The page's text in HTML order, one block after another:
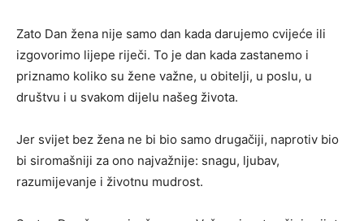
Zato Dan žena nije samo dan kada darujemo cvijeće ili
izgovorimo lijepe riječi. To je dan kada zastanemo i
priznamo koliko su žene važne, u obitelji, u poslu, u
društvu i u svakom dijelu našeg života.
Jer svijet bez žena ne bi bio samo drugačiji, naprotiv bio
bi siromašniji za ono najvažnije: snagu, ljubav,
razumijevanje i životnu mudrost.